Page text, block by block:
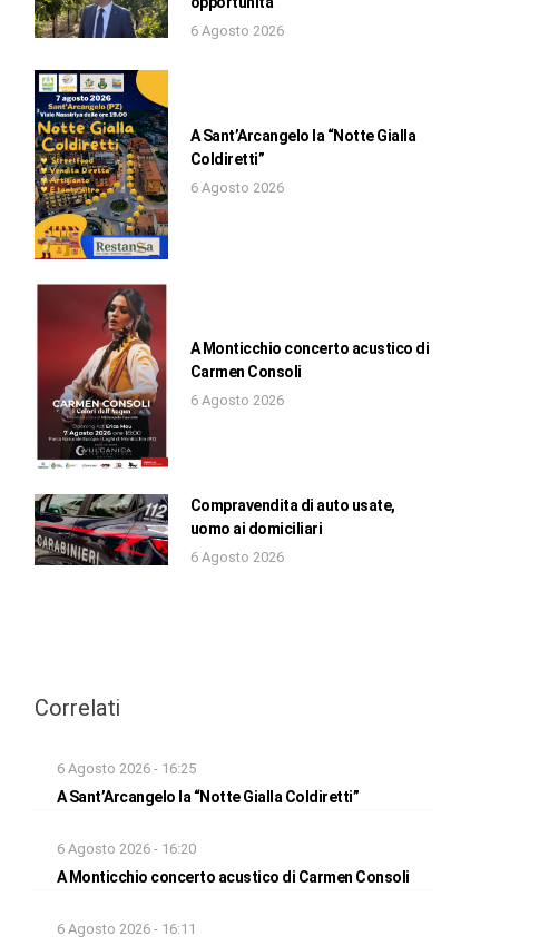
6 Agosto 2026
A Sant’Arcangelo la “Notte Gialla
Coldiretti”
6 Agosto 2026
A Monticchio concerto acustico di
Carmen Consoli
6 Agosto 2026
Compravendita di auto usate,
uomo ai domiciliari
6 Agosto 2026
Correlati
6 Agosto 2026 - 16:25
A Sant’Arcangelo la “Notte Gialla Coldiretti”
6 Agosto 2026 - 16:20
A Monticchio concerto acustico di Carmen Consoli
6 Agosto 2026 - 16:11